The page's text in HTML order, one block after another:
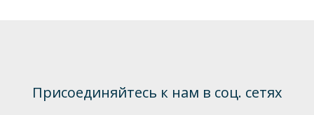
Присоединяйтесь к нам в соц. сетях